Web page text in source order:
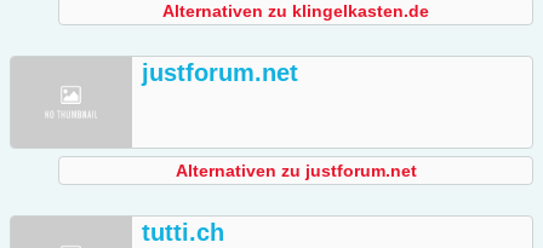
Alternativen zu klingelkasten.de
justforum.net
Alternativen zu justforum.net
tutti.ch